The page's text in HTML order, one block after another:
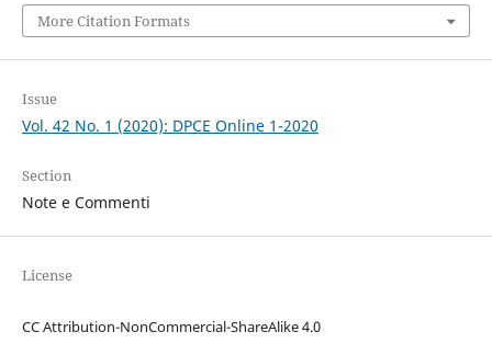
More Citation Formats
Issue
Vol. 42 No. 1 (2020): DPCE Online 1-2020
Section
Note e Commenti
License
CC Attribution-NonCommercial-ShareAlike 4.0